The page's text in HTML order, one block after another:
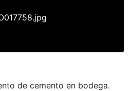
de cemento en bodega.